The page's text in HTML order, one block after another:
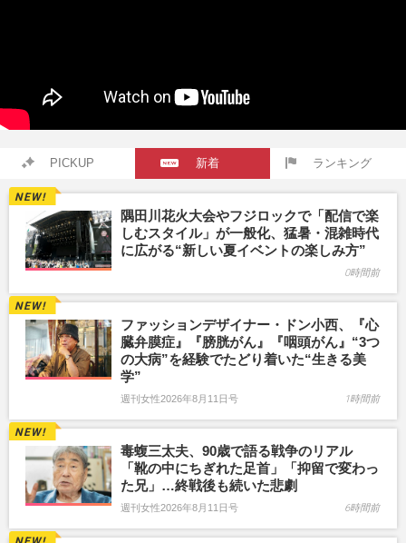
PICKUP 新着 ランキング
隅田川花火大会やフジロックで「配信で楽
しむスタイル」が一般化、猛暑・混雑時代
に広がる“新しい夏イベントの楽しみ方”
0時間前
ファッションデザイナー・ドン小西、『心
臓弁膜症』『膀胱がん』『咽頭がん』“3つ
の大病”を経験でたどり着いた“生きる美
学”
週刊女性2026年8月11日号 1時間前
毒蝮三太夫、90歳で語る戦争のリアル
「靴の中にちぎれた足首」「抑留で変わっ
た兄」…終戦後も続いた悲劇
週刊女性2026年8月11日号 6時間前